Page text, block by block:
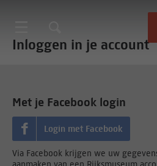
Inloggen in je account
Met je Facebook login
Login met Facebook
Via Facebook krijgen we uw